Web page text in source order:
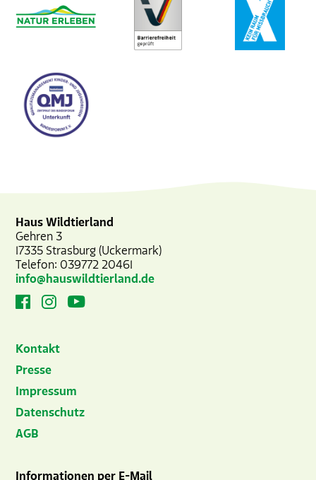
Haus Wildtierland
Gehren 3
17335 Strasburg (Uckermark)
Telefon: 039772 20461
info@hauswildtierland.de
Kontakt
Presse
Impressum
Datenschutz
AGB
Informationen per E-Mail